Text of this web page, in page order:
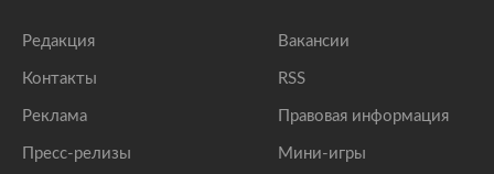
Редакция
Контакты
Реклама
Пресс-релизы
Вакансии
RSS
Правовая информация
Мини-игры